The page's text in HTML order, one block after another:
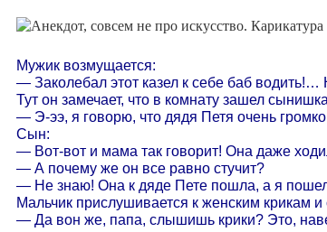
Мужик возмущается:
— Заколебал этот казел к себе баб
Тут он замечает, что в комнату зашел
— Э-ээ, я говорю, что дядя Петя очень громко
Сын:
— Вот-вот и мама так говорит! Она даже
— А почему же он все равно стучит?
— Не знаю! Она к дяде Пете пошла, а я
Мальчик прислушивается к женским крикам и
— Да вон же, папа, слышишь крики? Это,